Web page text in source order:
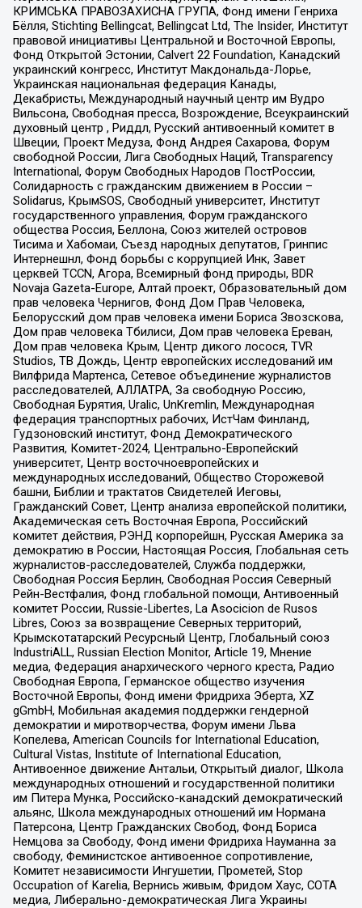
КРИМСЬКА ПРАВОЗАХИСНА ГРУПА, Фонд имени Генриха
Бёлля, Stichting Bellingcat, Bellingcat Ltd, The Insider, Институт
правовой инициативы Центральной и Восточной Европы,
Фонд Открытой Эстонии, Calvert 22 Foundation, Канадский
украинский конгресс, Институт Макдональда-Лорье,
Украинская национальная федерация Канады,
Декабристы, Международный научный центр им Вудро
Вильсона, Свободная пресса, Возрождение, Всеукраинский
духовный центр , Риддл, Русский антивоенный комитет в
Швеции, Проект Медуза, Фонд Андрея Сахарова, Форум
свободной России, Лига Свободных Наций, Transparеncy
International, Форум Свободных Народов ПостРоссии,
Солидарность с гражданским движением в России –
Solidarus, КрымSOS, Свободный университет, Институт
государственного управления, Форум гражданского
общества Россия, Беллона, Союз жителей островов
Тисима и Хабомаи, Съезд народных депутатов, Гринпис
Интернешнл, Фонд борьбы с коррупцией Инк, Завет
церквей TCCN, Агора, Всемирный фонд природы, BDR
Novaja Gazeta-Europe, Алтай проект, Образовательный дом
прав человека Чернигов, Фонд Дом Прав Человека,
Белорусский дом прав человека имени Бориса Звозскова,
Дом прав человека Тбилиси, Дом прав человека Ереван,
Дом прав человека Крым, Центр дикого лосося, TVR
Studios, ТВ Дождь, Центр европейских исследований им
Вилфрида Мартенса, Сетевое объединение журналистов
расследователей, АЛЛАТРА, За свободную Россию,
Свободная Бурятия, Uralic, UnKremlin, Международная
федерация транспортных рабочих, ИстЧам Финланд,
Гудзоновский институт, Фонд Демократического
Развития, Комитет-2024, Центрально-Европейский
университет, Центр восточноевропейских и
международных исследований, Общество Сторожевой
башни, Библии и трактатов Свидетелей Иеговы,
Гражданский Совет, Центр анализа европейской политики,
Академическая сеть Восточная Европа, Российский
комитет действия, РЭНД корпорейшн, Русская Америка за
демократию в России, Настоящая Россия, Глобальная сеть
журналистов-расследователей, Служба поддержки,
Свободная Россия Берлин, Свободная Россия Северный
Рейн-Вестфалия, Фонд глобальной помощи, Антивоенный
комитет России, Russie-Libertes, La Asocicion de Rusos
Libres, Союз за возвращение Северных территорий,
Крымскотатарский Ресурсный Центр, Глобальный союз
IndustriALL, Russian Election Monitor, Article 19, Мнение
медиа, Федерация анархического черного креста, Радио
Свободная Европа, Германское общество изучения
Восточной Европы, Фонд имени Фридриха Эберта, XZ
gGmbH, Мобильная академия поддержки гендерной
демократии и миротворчества, Форум имени Льва
Копелева, American Councils for International Education,
Cultural Vistas, Institute of International Education,
Антивоенное движение Антальи, Открытый диалог, Школа
международных отношений и государственной политики
им Питера Мунка, Российско-канадский демократический
альянс, Школа международных отношений им Нормана
Патерсона, Центр Гражданских Свобод, Фонд Бориса
Немцова за Свободу, Фонд имени Фридриха Науманна за
свободу, Феминистское антивоенное сопротивление,
Комитет независимости Ингушетии, Прометей, Stop
Occupation of Karelia, Вернись живым, Фридом Хаус, СОТА
медиа, Либерально-демократическая Лига Украины